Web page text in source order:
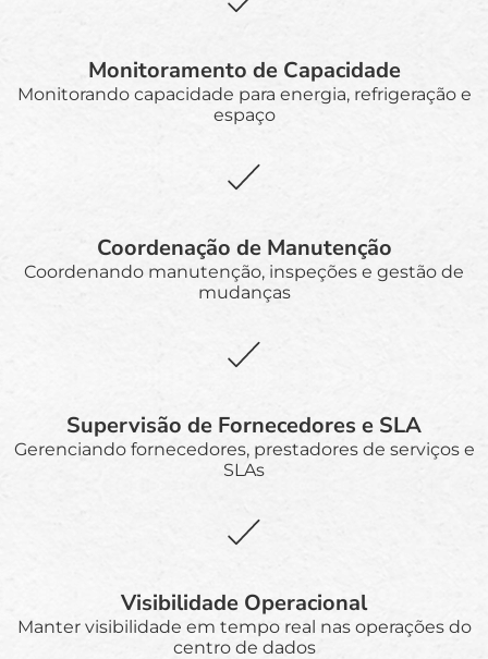
Monitoramento de Capacidade
Monitorando capacidade para energia, refrigeração e
espaço
Coordenação de Manutenção
Coordenando manutenção, inspeções e gestão de
mudanças
Supervisão de Fornecedores e SLA
Gerenciando fornecedores, prestadores de serviços e
SLAs
Visibilidade Operacional
Manter visibilidade em tempo real nas operações do
centro de dados